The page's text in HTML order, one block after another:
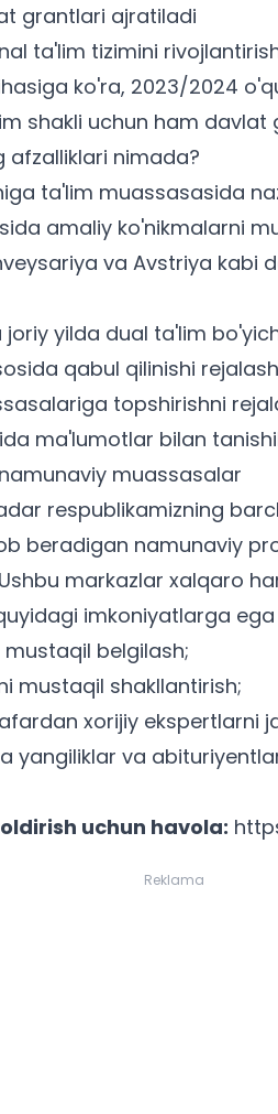
grantlari ajratiladi
ta'lim tizimini
ko'ra, 2023/2024
shakli uchun ham
afzalliklari nimada?
ta'lim muassasasida
amaliy ko'nikmalarni
va Avstriya
joriy yilda dual ta'lim
qabul qilinishi
topshirishni
ma'lumotlar bilan
muassasalar
respublikamizning
beradigan namunaviy
markazlar xalqaro
imkoniyatlarga
belgilash;
mustaqil shakllantirish;
xorijiy ekspertlarni
yangiliklar va
uchun havola:
Reklama